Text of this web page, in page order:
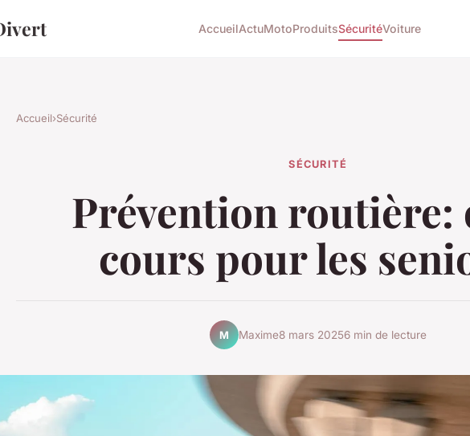
AccueilActuMotoProduitsSécuritéVoiture
Accueil›Sécurité
SÉCURITÉ
Prévention routière:
cours pour les
M Maxime8 mars 20256 min de lecture